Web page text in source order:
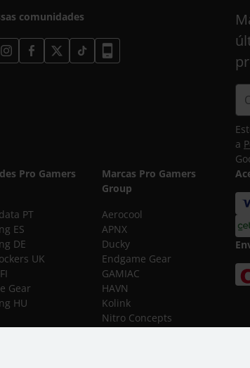
comunidades
a
Pro Gamers
PT
ES
DE
UK
Gear
HU
Marcas Pro Gamers
Group
Aerocool
APNX
Ducky
Endgame Gear
GAMIAC
HAVN
Kolink
Nitro Concepts